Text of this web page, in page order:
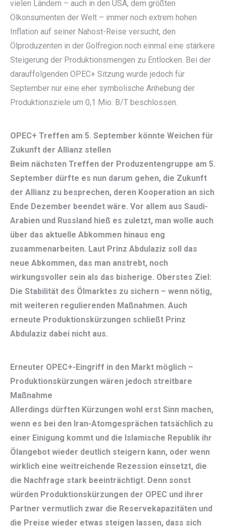
vielen Ländern – auch in den USA, dem größten
Ölkonsumenten der Welt – immer noch extrem hohen
Inflation auf seiner Nahost-Reise versucht, den
Ölproduzenten in der Golfregion noch einmal eine stärkere
Steigerung der Produktionsmengen zu Entlocken. Bei der
darauffolgenden OPEC+ Sitzung wurde jedoch für
September nur eine eher symbolische Anhebung der
Produktionsziele um 0,1 Mio. B/T beschlossen.
OPEC+ Treffen am 5. September könnte Weichen für
Zukunft der Allianz stellen
Beim nächsten Treffen der Produzentengruppe am 5.
September dürfte es nun darum gehen, die Zukunft
der Allianz zu besprechen, deren Kooperation an sich
Ende Dezember beendet wäre. Vor allem aus Saudi-
Arabien und Russland hieß es zuletzt, man wolle auch
über das aktuelle Abkommen hinaus eng
zusammenarbeiten. Laut Prinz Abdulaziz soll das
neue Abkommen, das man anstrebt, noch
wirkungsvoller sein als das bisherige. Oberstes Ziel:
Die Stabilität des Ölmarktes zu sichern – wenn nötig,
mit weiteren regulierenden Maßnahmen. Auch
erneute Produktionskürzungen schließt Prinz
Abdulaziz dabei nicht aus.
Erneuter OPEC+-Eingriff in den Markt möglich –
Produktionskürzungen wären jedoch streitbare
Maßnahme
Allerdings dürften Kürzungen wohl erst Sinn machen,
wenn es bei den Iran-Atomgesprächen tatsächlich zu
einer Einigung kommt und die Islamische Republik ihr
Ölangebot wieder deutlich steigern kann, oder wenn
wirklich eine weitreichende Rezession einsetzt, die
die Nachfrage stark beeinträchtigt. Denn sonst
würden Produktionskürzungen der OPEC und ihrer
Partner vermutlich zwar die Reservekapazitäten und
die Preise wieder etwas steigen lassen, dass sich